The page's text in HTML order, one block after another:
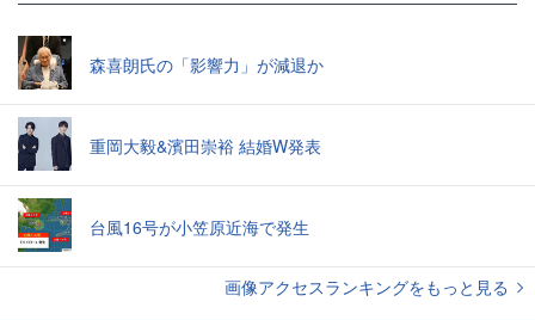
森喜朗氏の「影響力」が減退か
重岡大毅&濱田崇裕 結婚W発表
台風16号が小笠原近海で発生
画像アクセスランキングをもっと見る